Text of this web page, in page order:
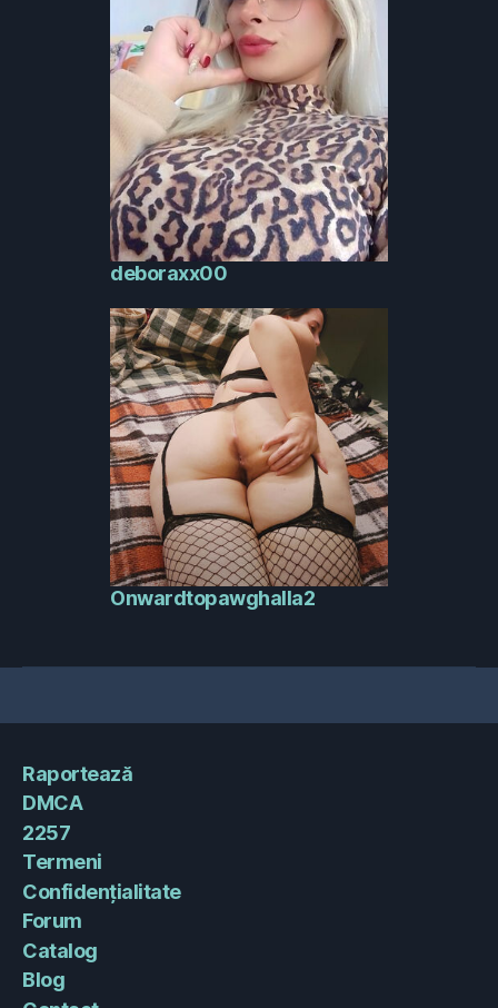
deboraxx00
Onwardtopawghalla2
Raportează
DMCA
2257
Termeni
Confidențialitate
Forum
Catalog
Blog